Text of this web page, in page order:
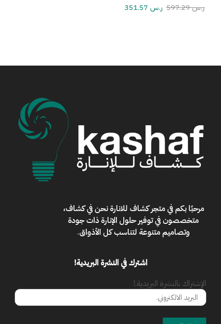
ر.س597.29 ر.س
مرحبًا بكم فيمتجر كشاف للانارةنحن في كشاف،
متخصصون في توفير حلول الإنارة ذات جودة
وتصاميم متنوعة لتناسب كل الأذواق.
اشترك في النشرة البريدية!
الإشتراك بالنشرة البريدية.!